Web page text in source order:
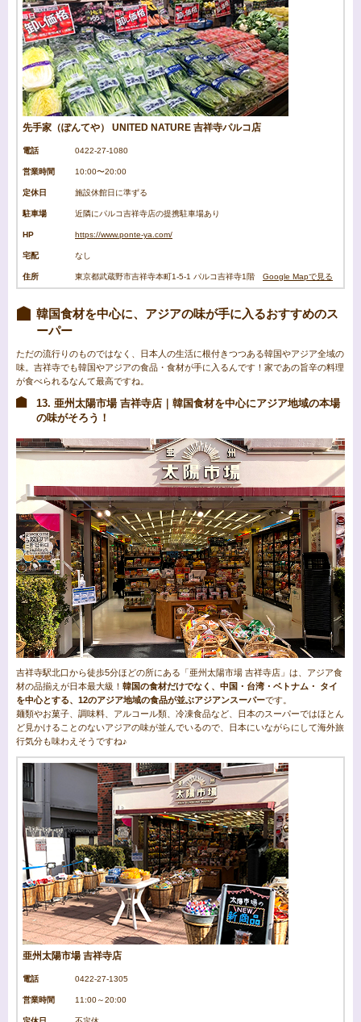
先手家（ぽんてや） UNITED NATURE 吉祥寺パルコ店
電話 0422-27-1080
営業時間 10:00〜20:00
定休日 施設休館日に準ずる
駐車場 近隣にパルコ吉祥寺店の提携駐車場あり
HP https://www.ponte-ya.com/
宅配 なし
住所 東京都武蔵野市吉祥寺本町1‐5‐1 パルコ吉祥寺1階 Google Mapで見る
韓国食材を中心に、アジアの味が手に入るおすすめのス
ーパー
ただの流行りのものではなく、日本人の生活に根付きつつある韓国やアジア全域の
味。吉祥寺でも韓国やアジアの食品・食材が手に入るんです！家であの旨辛の料理
が食べられるなんて最高ですね。
13. 亜州太陽市場 吉祥寺店｜韓国食材を中心にアジア地域の本場
の味がそろう！
吉祥寺駅北口から徒歩5分ほどの所にある「亜州太陽市場 吉祥寺店」は、アジア食
材の品揃えが日本最大級！ 韓国の食材だけでなく、中国・台湾・ベトナム・ タイ
を中心とする、12のアジア地域の食品が並ぶアジアンスーパーです。
麺類やお菓子、調味料、アルコール類、冷凍食品など、日本のスーパーではほとん
ど見かけることのないアジアの味が並んでいるので、日本にいながらにして海外旅
行気分も味わえそうですね♪
亜州太陽市場 吉祥寺店
電話 0422-27-1305
営業時間 11:00～20:00